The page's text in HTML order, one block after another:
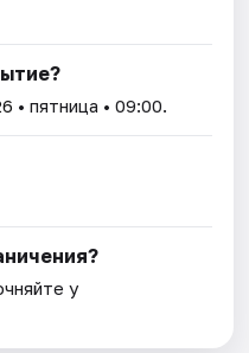
• пятница • 09:00.
у